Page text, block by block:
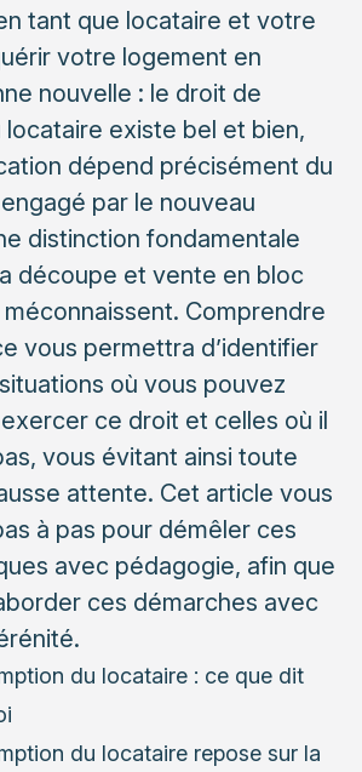
tant que locataire et votre
votre logement en
nouvelle : le droit de
existe bel et bien,
dépend précisément du
par le nouveau
distinction fondamentale
découpe et vente en bloc
Comprendre
vous permettra d’identifier
où vous pouvez
ce droit et celles où il
vous évitant ainsi toute
attente. Cet article vous
à pas pour démêler ces
avec pédagogie, afin que
ces démarches avec
du locataire : ce que dit
du locataire repose sur la
indispensables à effectuer
votre réponse
dossier de financement
professionnels qualifiés